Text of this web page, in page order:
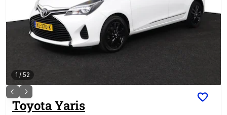
1 / 52
ToyotaYaris